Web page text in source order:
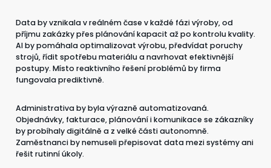
Data by vznikala v reálném čase v každé fázi výroby, od
příjmu zakázky přes plánování kapacit až po kontrolu kvality.
AI by pomáhala optimalizovat výrobu, předvídat poruchy
strojů, řídit spotřebu materiálu a navrhovat efektivnější
postupy. Místo reaktivního řešení problémů by firma
fungovala prediktivně.
Administrativa by byla výrazně automatizovaná.
Objednávky, fakturace, plánování i komunikace se zákazníky
by probíhaly digitálně a z velké části autonomně.
Zaměstnanci by nemuseli přepisovat data mezi systémy ani
řešit rutinní úkoly.